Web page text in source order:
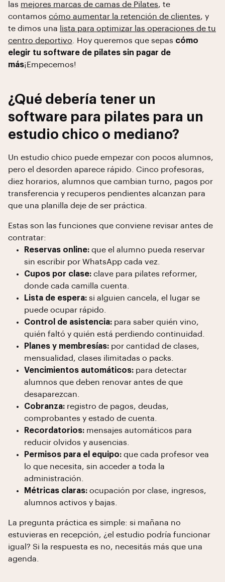
las mejores marcas de camas de Pilates, te
contamos cómo aumentar la retención de clientes, y
te dimos una
lista para optimizar las operaciones de tu
centro deportivo . Hoy queremos que sepas cómo
elegir tu software de pilates sin pagar de
más¡Empecemos!
¿Qué debería tener un
software para pilates para un
estudio chico o mediano?
Un estudio chico puede empezar con pocos alumnos,
pero el desorden aparece rápido. Cinco profesoras,
diez horarios, alumnos que cambian turno, pagos por
transferencia y recuperos pendientes alcanzan para
que una planilla deje de ser práctica.
Estas son las funciones que conviene revisar antes de
contratar:
Reservas online: que el alumno pueda reservar
sin escribir por WhatsApp cada vez.
Cupos por clase: clave para pilates reformer,
donde cada camilla cuenta.
Lista de espera: si alguien cancela, el lugar se
puede ocupar rápido.
Control de asistencia: para saber quién vino,
quién faltó y quién está perdiendo continuidad.
Planes y membresías: por cantidad de clases,
mensualidad, clases ilimitadas o packs.
Vencimientos automáticos: para detectar
alumnos que deben renovar antes de que
desaparezcan.
Cobranza: registro de pagos, deudas,
comprobantes y estado de cuenta.
Recordatorios: mensajes automáticos para
reducir olvidos y ausencias.
Permisos para el equipo: que cada profesor vea
lo que necesita, sin acceder a toda la
administración.
Métricas claras: ocupación por clase, ingresos,
alumnos activos y bajas.
La pregunta práctica es simple: si mañana no
estuvieras en recepción, ¿el estudio podría funcionar
igual? Si la respuesta es no, necesitás más que una
agenda.